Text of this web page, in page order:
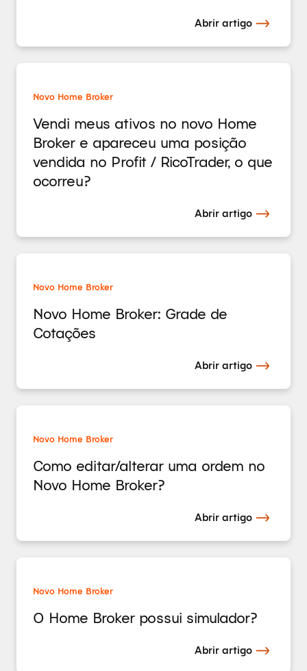
Abrir artigo
Novo Home Broker
Vendi meus ativos no novo Home
Broker e apareceu uma posição
vendida no Profit / RicoTrader, o que
ocorreu?
Abrir artigo
Novo Home Broker
Novo Home Broker: Grade de
Cotações
Abrir artigo
Novo Home Broker
Como editar/alterar uma ordem no
Novo Home Broker?
Abrir artigo
Novo Home Broker
O Home Broker possui simulador?
Abrir artigo